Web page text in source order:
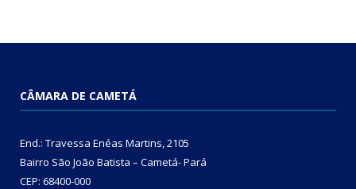
CÂMARA DE CAMETÁ
End.: Travessa Enéas Martins, 2105
Bairro São João Batista – Cametá- Pará
CEP: 68400-000